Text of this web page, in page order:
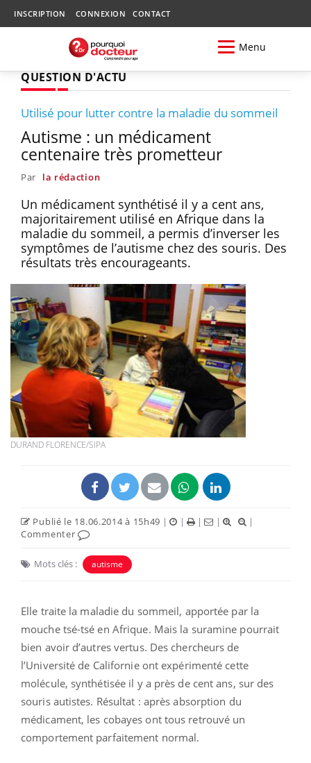
INSCRIPTION CONNEXION CONTACT
Menu
QUESTION D'ACTU
Utilisé pour lutter contre la maladie du sommeil
Autisme : un médicament
centenaire très prometteur
Par la rédaction
Un médicament synthétisé il y a cent ans,
majoritairement utilisé en Afrique dans la
maladie du sommeil, a permis d’inverser les
symptômes de l’autisme chez des souris. Des
résultats très encourageants.
DURAND FLORENCE/SIPA
Publié le 18.06.2014 à 15h49 | | | |
|
Commenter
Mots clés : autisme
Elle traite la maladie du sommeil, apportée par la
mouche tsé-tsé en Afrique. Mais la suramine pourrait
bien avoir d’autres vertus. Des chercheurs de
l’Université de Californie ont expérimenté cette
molécule, synthétisée il y a près de cent ans, sur des
souris autistes. Résultat : après absorption du
médicament, les cobayes ont tous retrouvé un
comportement parfaitement normal.